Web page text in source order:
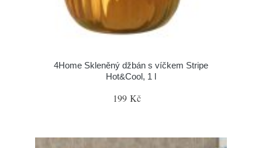
4Home Skleněný džbán s víčkem Stripe
Hot&Cool, 1 l
199 Kč